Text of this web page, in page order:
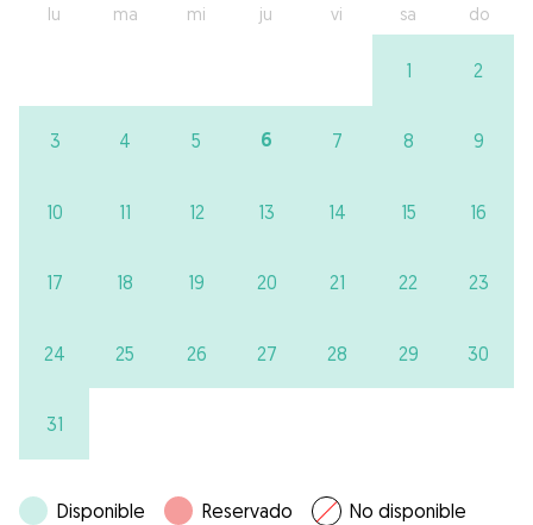
lu ma mi ju vi sa do
1 2
3 4 5 6 7 8 9
10 11 12 13 14 15 16
17 18 19 20 21 22 23
24 25 26 27 28 29 30
31
Disponible Reservado No disponible